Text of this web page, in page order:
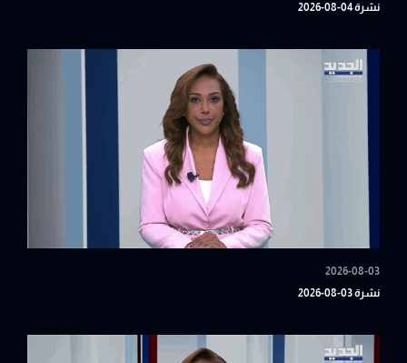
نشرة 04-08-2026
2026-08-03
نشرة 03-08-2026